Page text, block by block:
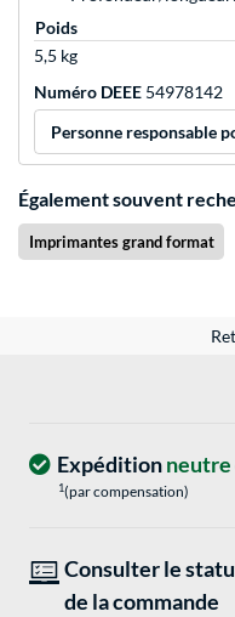
Poids
5,5 kg
Numéro DEEE 54978142
Personne responsable
Également souvent
Imprimantes grand format
Expéditionneutre
1(par compensation)
Consulter le
de la commande